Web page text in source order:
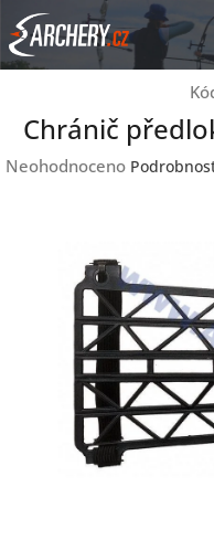
Přejít
na
obsah
Chránič
Průměrné
hvězdiček.
Neohodnoceno